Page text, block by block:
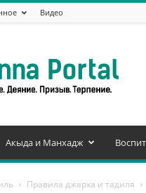
Видео
Портал
Акыда и Манхадж
Правила джарха и тадиля